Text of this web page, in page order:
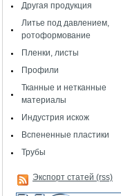
Другая продукция
Литье под давлением,
ротоформование
Пленки, листы
Профили
Тканные и нетканные
материалы
Индустрия искож
Вспененные пластики
Трубы
Экспорт статей (rss)